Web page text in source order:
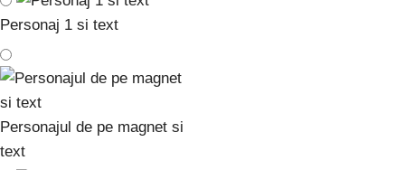
Personaj 1 si text
Personajul de pe magnet si
text